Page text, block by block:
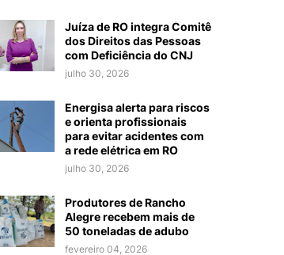
Juíza de RO integra Comitê
dos Direitos das Pessoas
com Deficiência do CNJ
julho 30, 2026
Energisa alerta para riscos
e orienta profissionais
para evitar acidentes com
a rede elétrica em RO
julho 30, 2026
Produtores de Rancho
Alegre recebem mais de
50 toneladas de adubo
fevereiro 04, 2026